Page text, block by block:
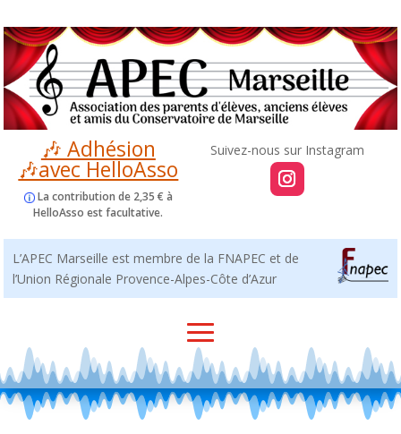
🎶 Adhésion
🎶avec HelloAsso
La contribution de 2,35 € à
HelloAsso est facultative.
L’APEC Marseille est membre de la FNAPEC et de
l’Union Régionale Provence-Alpes-Côte d’Azur